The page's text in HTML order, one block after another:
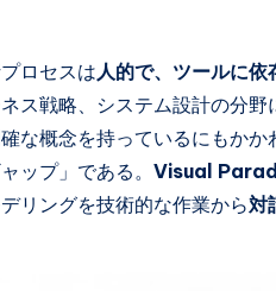
ロセスは人的で、ツールに
ス戦略、システム設計の分野
な概念を持っているにもか
ップ」である。 Visual
リングを技術的な作業から対